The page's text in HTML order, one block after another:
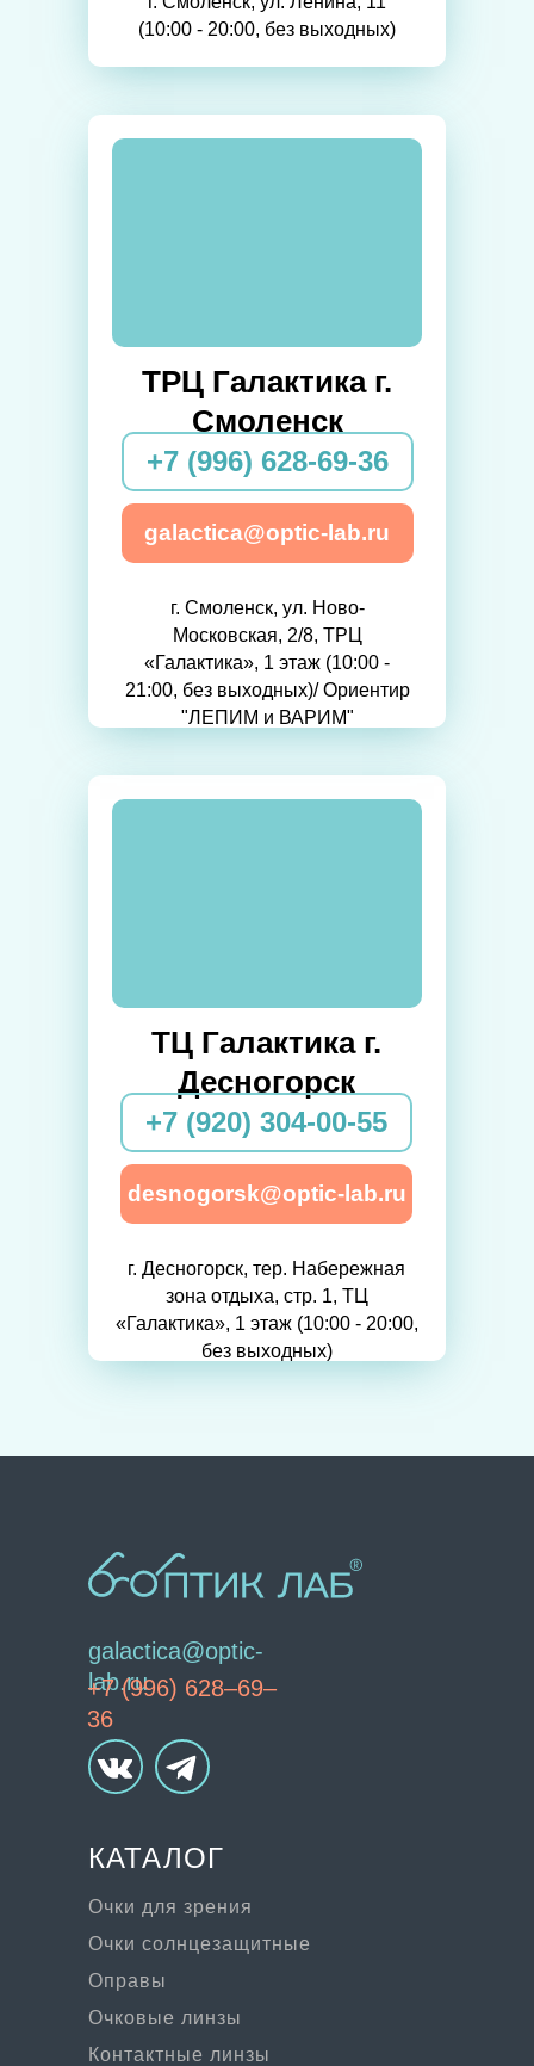
(10:00 - 20:00, без выходных)
ТЦ Галактика г.
Десногорск
+7 (920) 304-00-55
desnogorsk@optic-lab.ru
г. Десногорск, тер. Набережная
зона отдыха, стр. 1, ТЦ
«Галактика», 1 этаж (10:00 - 20:00,
без выходных)
+7 (996) 628-69-36
galactica@optic-lab.ru
ТРЦ Галактика г.
Смоленск
г. Смоленск, ул. Ново-
Московская, 2/8, ТРЦ
«Галактика», 1 этаж (10:00 -
21:00, без выходных)/ Ориентир
"ЛЕПИМ и ВАРИМ"
galactica@optic-
lab.ru
Очки для зрения
Очки солнцезащитные
Очковые линзы
Оправы
Контактные линзы
+7 (996) 628–69–
36
КАТАЛОГ